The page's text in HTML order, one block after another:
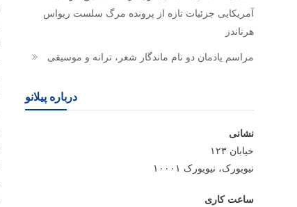
آمریکایی جزئیات تازه از پرونده مرگ سلست ریواس
هرناندز
مراسم یادمان دو نام ماندگار شعر، ترانه و موسیقی
درباره پیلانو
نشانی
خیابان ۱۲۳
نیویورک، نیویورک ۱۰۰۰۱
ساعت کاری